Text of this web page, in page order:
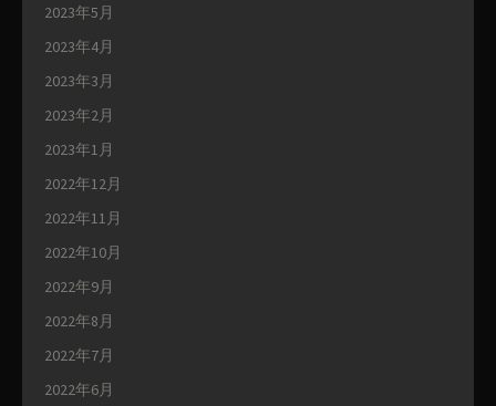
2023年5月
2023年4月
2023年3月
2023年2月
2023年1月
2022年12月
2022年11月
2022年10月
2022年9月
2022年8月
2022年7月
2022年6月